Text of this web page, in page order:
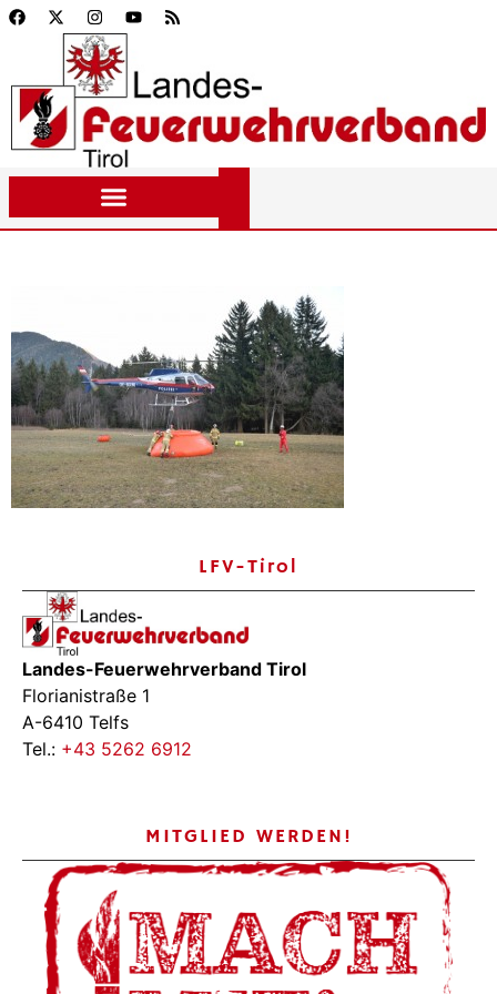
LFV-Tirol
Landes-Feuerwehrverband Tirol
Florianistraße 1
A-6410 Telfs
Tel.: +43 5262 6912
MITGLIED WERDEN!